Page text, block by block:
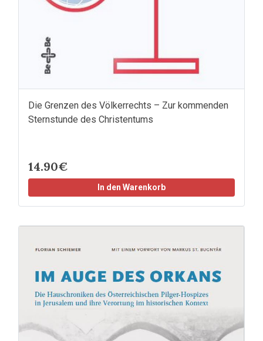
Die Grenzen des Völkerrechts – Zur kommenden
Sternstunde des Christentums
14.90€
In den Warenkorb